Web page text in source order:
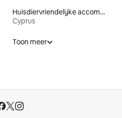
Huisdiervriendelijke accommodaties
Cyprus
Toon meer